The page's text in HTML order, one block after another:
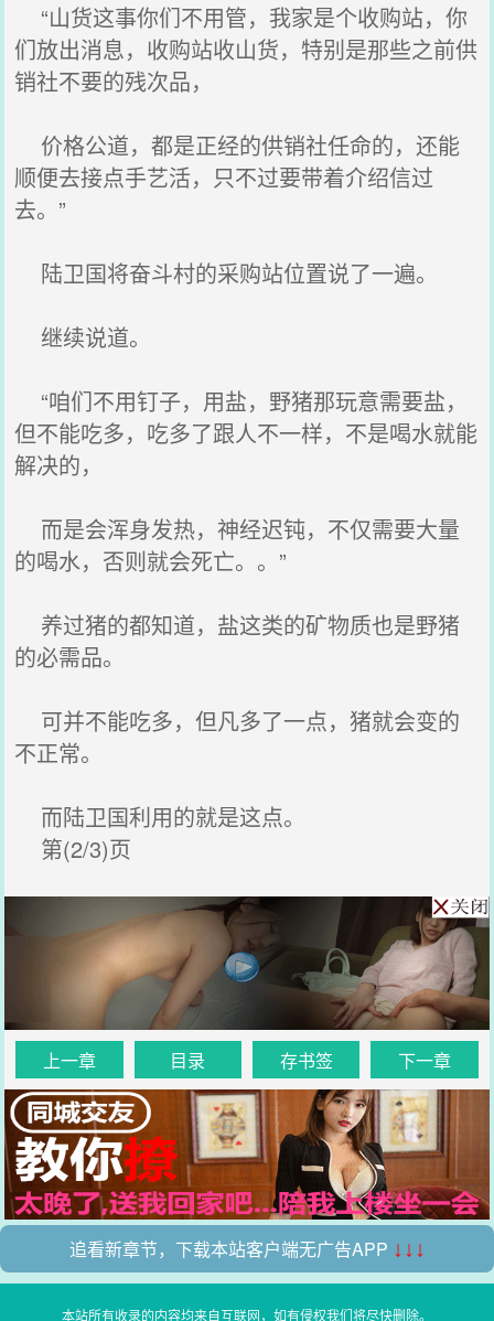
“山货这事你们不用管，我家是个收购站，你
们放出消息，收购站收山货，特别是那些之前供
销社不要的残次品，
价格公道，都是正经的供销社任命的，还能
顺便去接点手艺活，只不过要带着介绍信过
去。”
陆卫国将奋斗村的采购站位置说了一遍。
继续说道。
“咱们不用钉子，用盐，野猪那玩意需要盐，
但不能吃多，吃多了跟人不一样，不是喝水就能
解决的，
而是会浑身发热，神经迟钝，不仅需要大量
的喝水，否则就会死亡。。”
养过猪的都知道，盐这类的矿物质也是野猪
的必需品。
可并不能吃多，但凡多了一点，猪就会变的
不正常。
而陆卫国利用的就是这点。
第(2/3)页
上一章 目录 存书签 下一章
追看新章节，下载本站客户端无广告APP ↓↓↓
本站所有收录的内容均来自互联网，如有侵权我们将尽快删除。